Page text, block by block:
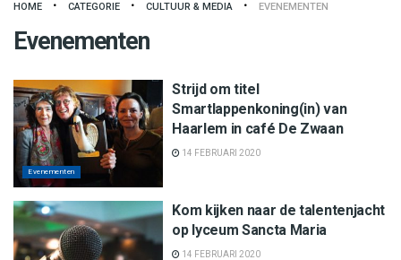
HOME CATEGORIE CULTUUR & MEDIA EVENEMENTEN
Evenementen
Evenementen
Strijd om titel
Smartlappenkoning(in) van
Haarlem in café De Zwaan
14 FEBRUARI 2020
Kom kijken naar de talentenjacht
op lyceum Sancta Maria
14 FEBRUARI 2020